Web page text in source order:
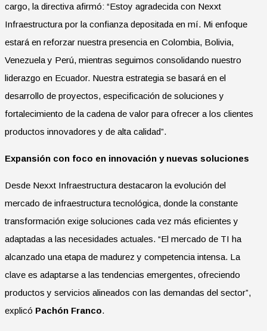
cargo, la directiva afirmó: “Estoy agradecida con Nexxt
Infraestructura por la confianza depositada en mí. Mi enfoque
estará en reforzar nuestra presencia en Colombia, Bolivia,
Venezuela y Perú, mientras seguimos consolidando nuestro
liderazgo en Ecuador. Nuestra estrategia se basará en el
desarrollo de proyectos, especificación de soluciones y
fortalecimiento de la cadena de valor para ofrecer a los clientes
productos innovadores y de alta calidad”.
Expansión con foco en innovación y nuevas soluciones
Desde Nexxt Infraestructura destacaron la evolución del
mercado de infraestructura tecnológica, donde la constante
transformación exige soluciones cada vez más eficientes y
adaptadas a las necesidades actuales. “El mercado de TI ha
alcanzado una etapa de madurez y competencia intensa. La
clave es adaptarse a las tendencias emergentes, ofreciendo
productos y servicios alineados con las demandas del sector”,
explicó Pachón Franco.